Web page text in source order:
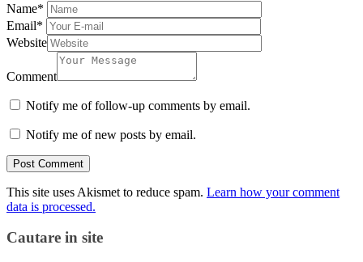
Name*
Email*
Website
Comment
Notify me of follow-up comments by email.
Notify me of new posts by email.
This site uses Akismet to reduce spam. Learn how your comment
data is processed.
Cautare in site